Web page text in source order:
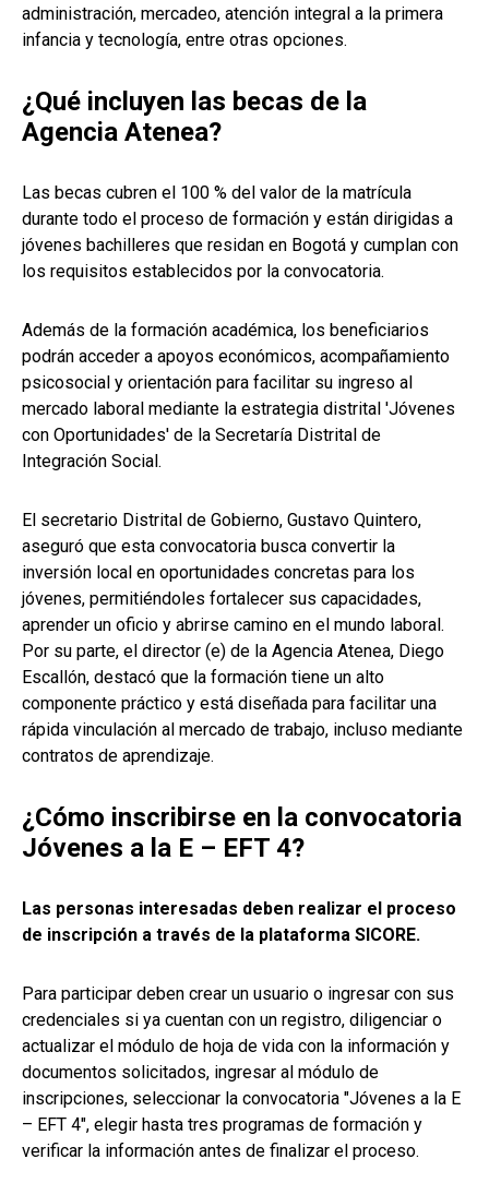
administración, mercadeo, atención integral a la primera
infancia y tecnología, entre otras opciones.
¿Qué incluyen las becas de la
Agencia Atenea?
Las becas cubren el 100 % del valor de la matrícula
durante todo el proceso de formación y están dirigidas a
jóvenes bachilleres que residan en Bogotá y cumplan con
los requisitos establecidos por la convocatoria.
Además de la formación académica, los beneficiarios
podrán acceder a apoyos económicos, acompañamiento
psicosocial y orientación para facilitar su ingreso al
mercado laboral mediante la estrategia distrital 'Jóvenes
con Oportunidades' de la Secretaría Distrital de
Integración Social.
El secretario Distrital de Gobierno, Gustavo Quintero,
aseguró que esta convocatoria busca convertir la
inversión local en oportunidades concretas para los
jóvenes, permitiéndoles fortalecer sus capacidades,
aprender un oficio y abrirse camino en el mundo laboral.
Por su parte, el director (e) de la Agencia Atenea, Diego
Escallón, destacó que la formación tiene un alto
componente práctico y está diseñada para facilitar una
rápida vinculación al mercado de trabajo, incluso mediante
contratos de aprendizaje.
¿Cómo inscribirse en la convocatoria
Jóvenes a la E – EFT 4?
Las personas interesadas deben realizar el proceso
de inscripción a través de la plataforma SICORE.
Para participar deben crear un usuario o ingresar con sus
credenciales si ya cuentan con un registro, diligenciar o
actualizar el módulo de hoja de vida con la información y
documentos solicitados, ingresar al módulo de
inscripciones, seleccionar la convocatoria "Jóvenes a la E
– EFT 4", elegir hasta tres programas de formación y
verificar la información antes de finalizar el proceso.